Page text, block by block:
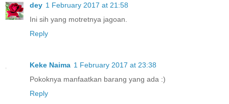
dey 1 February 2017 at 21:58
Ini sih yang motretnya jagoan.
Reply
Keke Naima 1 February 2017 at 23:38
Pokoknya manfaatkan barang yang ada :)
Reply